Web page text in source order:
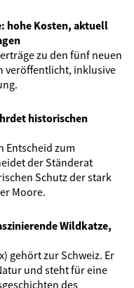
hohe Kosten, aktuell
zu den fünf neuen
veröffentlicht, inklusive
historischen
Entscheid zum
der Ständerat
Schutz der stark
Moore.
Wildkatze,
gehört zur Schweiz. Er
und steht für eine
des